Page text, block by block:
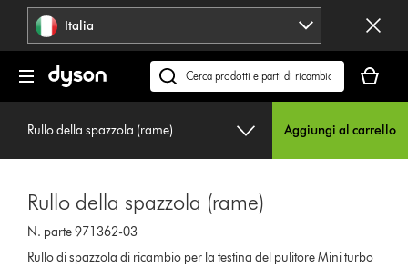
navigazione Italia
Cerca
su
dyson.it
carrello
è
Rullo della spazzola (rame) Aggiungi al carrello
Rullo della spazzola (rame)
N. parte 971362-03
Rullo di spazzola di ricambio per la testina del pulitore Mini turbo